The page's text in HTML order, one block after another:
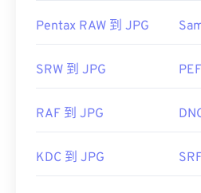
Pentax RAW 到 JPG
SRW 到 JPG
RAF 到 JPG
KDC 到 JPG